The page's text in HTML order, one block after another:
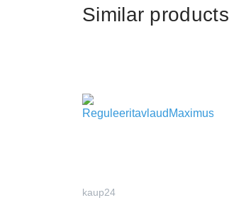
Similar products
kaup24